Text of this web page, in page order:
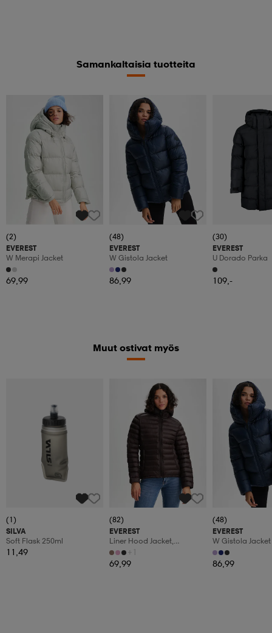
Samankaltaisia tuotteita
(2)
EVEREST
W Merapi Jacket
69,99
(48)
EVEREST
W Gistola Jacket
86,99
(30)
EVEREST
U Dorado Parka
109,-
Muut ostivat myös
(1)
SILVA
Soft Flask 250ml
11,49
(82)
EVEREST
Liner Hood Jacket,
Kevyttoppatakki, Naisten
+1
69,99
(48)
EVEREST
W Gistola Jacket
86,99